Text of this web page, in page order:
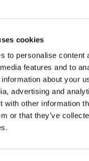
cookies
to personalise content
features and to
about your
advertising and
with other information
or that they’ve
1L